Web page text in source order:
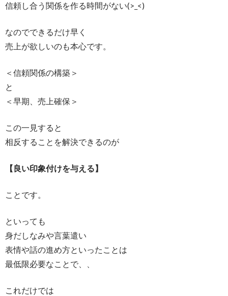
信頼し合う関係を作る時間がない(>_<)
なのでできるだけ早く
売上が欲しいのも本心です。
＜信頼関係の構築＞
と
＜早期、売上確保＞
この一見すると
相反することを解決できるのが
【良い印象付けを与える】
ことです。
といっても
身だしなみや言葉遣い
表情や話の進め方といったことは
最低限必要なことで、、
これだけでは